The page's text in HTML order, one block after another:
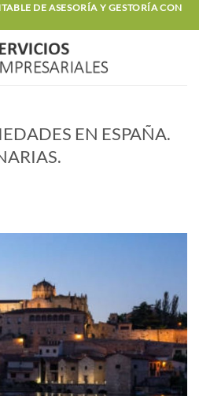
DE ASESORÍA Y GESTORÍA CON
EN ESPAÑA.